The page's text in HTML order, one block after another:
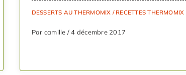
DESSERTS AU THERMOMIX / RECETTES THERMOMIX
Par camille / 4 décembre 2017